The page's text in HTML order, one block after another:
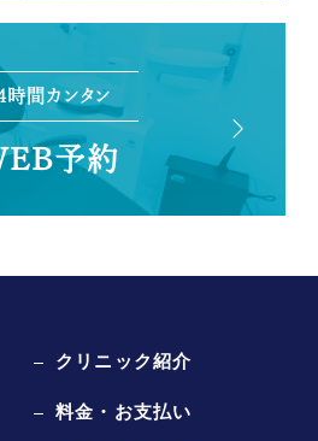
時間カンタン
予約
クリニック紹介
料金・お支払い